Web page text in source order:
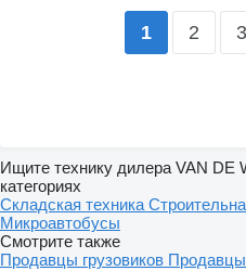
1 2 3
Ищите технику дилера VAN DE
категориях
Складская техника
Микроавтобусы
Смотрите также
Продавцы грузовиков